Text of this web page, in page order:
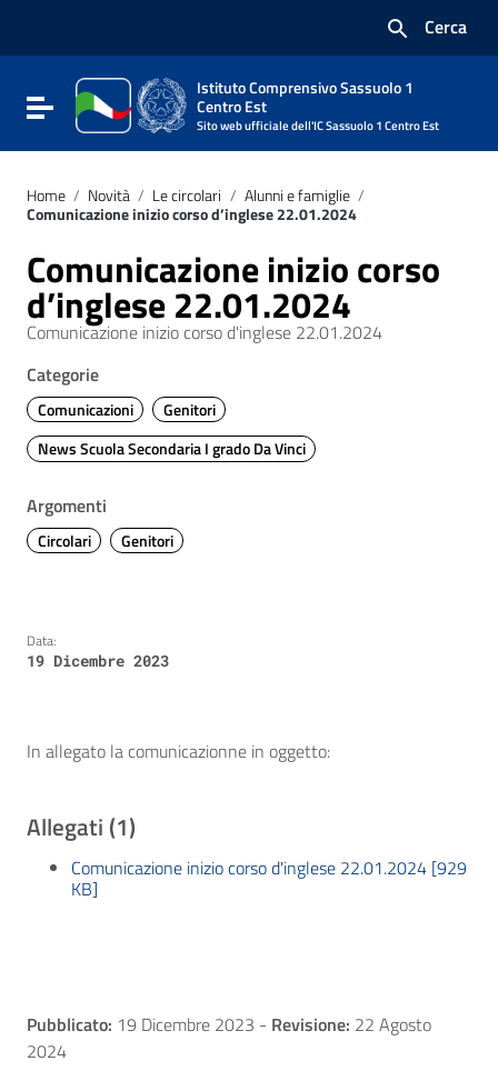
Vai al footer
Cerca
Attiva / disattiva la navigazione
Istituto Comprensivo Sassuolo 1
Centro Est
Sito web ufficiale dell'IC Sassuolo 1 Centro Est
Home / Novità / Le circolari / Alunni e famiglie /
Comunicazione inizio corso d’inglese 22.01.2024
Comunicazione inizio corso
d’inglese 22.01.2024
Comunicazione inizio corso d'inglese 22.01.2024
Categorie
Comunicazioni
Genitori
News Scuola Secondaria I grado Da Vinci
Argomenti
Circolari Genitori
Data:
19 Dicembre 2023
In allegato la comunicazionne in oggetto:
Allegati (1)
Comunicazione inizio corso d'inglese 22.01.2024 [929
KB]
Pubblicato: 19 Dicembre 2023 - Revisione: 22 Agosto
2024